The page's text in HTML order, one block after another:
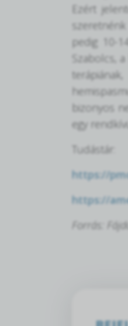
Ezért
pedig 10-
Szabolcs,
bizonyos
egy
Tudástár:
https://
https://
Forrás: